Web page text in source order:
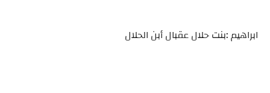
ابراهيم :بنت حلال عقبال أبن الحلال